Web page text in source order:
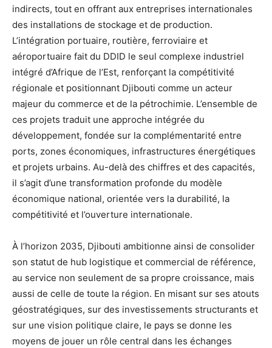
indirects, tout en offrant aux entreprises internationales
des installations de stockage et de production.
L’intégration portuaire, routière, ferroviaire et
aéroportuaire fait du DDID le seul complexe industriel
intégré d’Afrique de l’Est, renforçant la compétitivité
régionale et positionnant Djibouti comme un acteur
majeur du commerce et de la pétrochimie. L’ensemble de
ces projets traduit une approche intégrée du
développement, fondée sur la complémentarité entre
ports, zones économiques, infrastructures énergétiques
et projets urbains. Au-delà des chiffres et des capacités,
il s’agit d’une transformation profonde du modèle
économique national, orientée vers la durabilité, la
compétitivité et l’ouverture internationale.
À l’horizon 2035, Djibouti ambitionne ainsi de consolider
son statut de hub logistique et commercial de référence,
au service non seulement de sa propre croissance, mais
aussi de celle de toute la région. En misant sur ses atouts
géostratégiques, sur des investissements structurants et
sur une vision politique claire, le pays se donne les
moyens de jouer un rôle central dans les échanges